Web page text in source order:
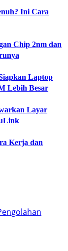
Ini Cara
Chip 2nm dan
Laptop
Lebih Besar
Layar
Kerja dan